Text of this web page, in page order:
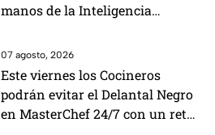
manos de la Inteligencia
07 agosto, 2026
Este viernes los Cocineros
podrán evitar el Delantal Negro
en MasterChef 24/7 con un reto